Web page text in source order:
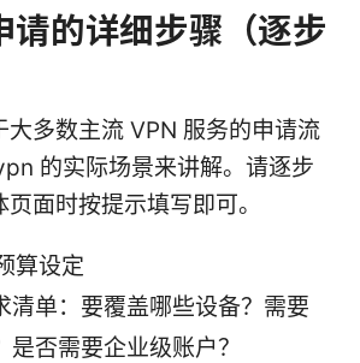
请的详细步骤（逐步
大多数主流 VPN 服务的申请流
的实际场景来讲解。请逐步
面时按提示填写即可。
算设定
清单：要覆盖哪些设备？需要
是否需要企业级账户？